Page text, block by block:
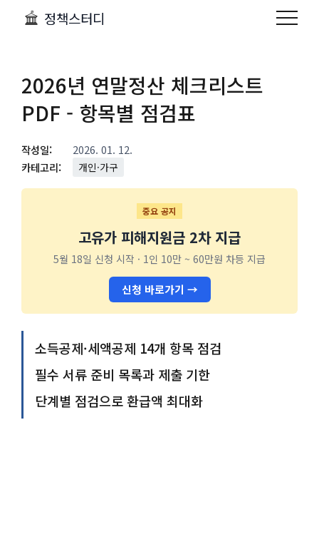
정책스터디
2026년 연말정산 체크리스트
PDF - 항목별 점검표
작성일:
2026. 01. 12.
카테고리:
개인·가구
중요 공지
고유가 피해지원금 2차 지급
5월 18일 신청 시작 · 1인 10만 ~ 60만원 차등 지급
신청 바로가기 →
소득공제·세액공제 14개 항목 점검
필수 서류 준비 목록과 제출 기한
단계별 점검으로 환급액 최대화